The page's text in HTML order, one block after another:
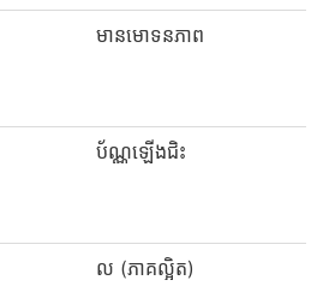
មានមោទនភាព
ប័ណ្ណឡើងជិះ
ល (ភាគល្អិត)